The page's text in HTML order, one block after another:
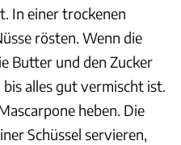
In einer trockenen
rösten. Wenn die
Butter und den Zucker
alles gut vermischt ist.
heben. Die
Schüssel servieren,